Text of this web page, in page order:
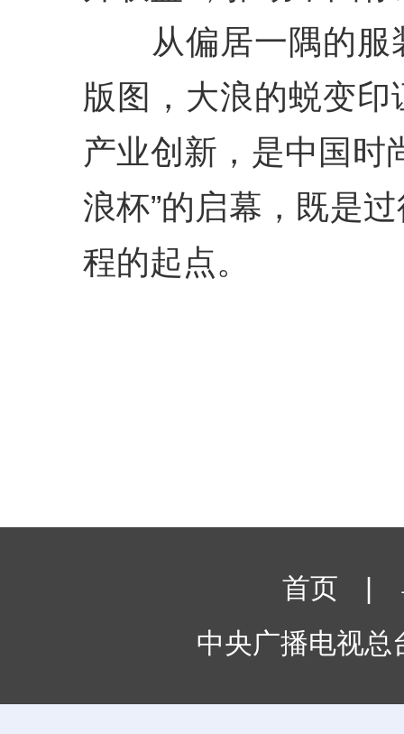
从偏居一隅的服
版图，大浪的蜕变
产业创新，是中国时
浪杯”的启幕，既是
程的起点。
首页
中央广播电视总